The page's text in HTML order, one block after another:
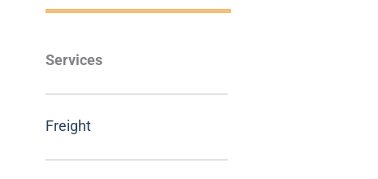
Services
Freight